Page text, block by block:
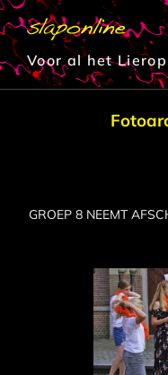
Ga
naar
inhoud
Voor al het
GROEP 8 NEEMT